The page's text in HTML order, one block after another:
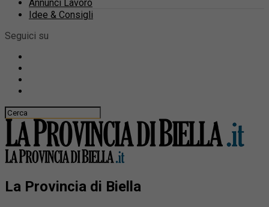
Annunci Lavoro
Idee & Consigli
Seguici su
La Provincia di Biella